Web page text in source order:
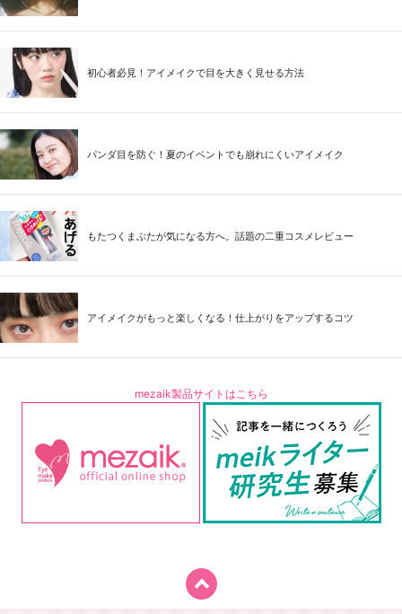
初心者必見！アイメイクで目を大きく見せる方法
パンダ目を防ぐ！夏のイベントでも崩れにくいアイメイク
もたつくまぶたが気になる方へ。話題の二重コスメレビュー
アイメイクがもっと楽しくなる！仕上がりをアップするコツ
mezaik製品サイトはこちら